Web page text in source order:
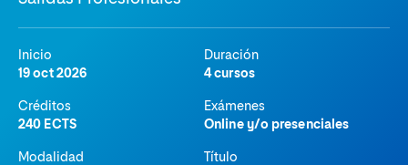
Inicio
19 oct 2026
Duración
4 cursos
Créditos
240 ECTS
Exámenes
Online y/o presenciales
Modalidad
Título